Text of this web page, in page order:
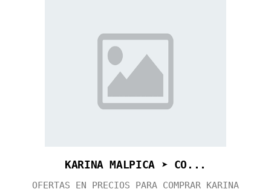
KARINA MALPICA ➤ CO...
OFERTAS EN PRECIOS PARA COMPRAR KARINA